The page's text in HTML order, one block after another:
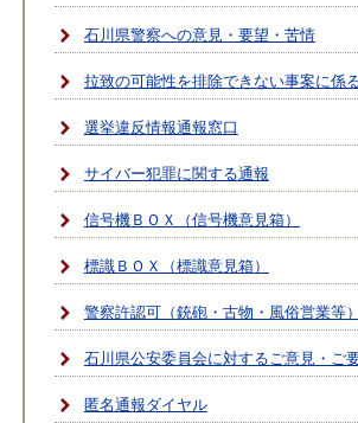
石川県警察への意見・要望・苦情
拉致の可能性を排除できない事案に係
選挙違反情報通報窓口
サイバー犯罪に関する通報
信号機ＢＯＸ（信号機意見箱）
標識ＢＯＸ（標識意見箱）
警察許認可（銃砲・古物・風俗営業等
石川県公安委員会に対するご意見・ご
匿名通報ダイヤル